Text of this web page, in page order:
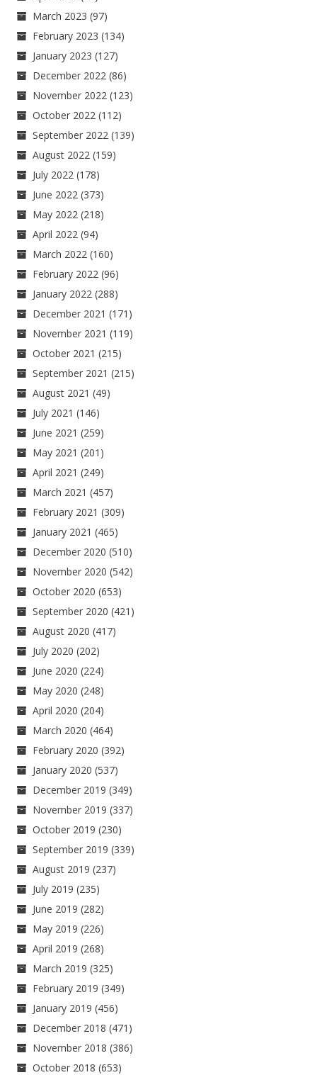
March 2023 (97)
February 2023 (134)
January 2023 (127)
December 2022 (86)
November 2022 (123)
October 2022 (112)
September 2022 (139)
August 2022 (159)
July 2022 (178)
June 2022 (373)
May 2022 (218)
April 2022 (94)
March 2022 (160)
February 2022 (96)
January 2022 (288)
December 2021 (171)
November 2021 (119)
October 2021 (215)
September 2021 (215)
August 2021 (49)
July 2021 (146)
June 2021 (259)
May 2021 (201)
April 2021 (249)
March 2021 (457)
February 2021 (309)
January 2021 (465)
December 2020 (510)
November 2020 (542)
October 2020 (653)
September 2020 (421)
August 2020 (417)
July 2020 (202)
June 2020 (224)
May 2020 (248)
April 2020 (204)
March 2020 (464)
February 2020 (392)
January 2020 (537)
December 2019 (349)
November 2019 (337)
October 2019 (230)
September 2019 (339)
August 2019 (237)
July 2019 (235)
June 2019 (282)
May 2019 (226)
April 2019 (268)
March 2019 (325)
February 2019 (349)
January 2019 (456)
December 2018 (471)
November 2018 (386)
October 2018 (653)